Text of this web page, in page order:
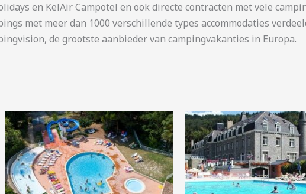
en KelAir Campotel en ook directe contracten met vele
met meer dan 1000 verschillende types accommodaties
de grootste aanbieder van campingvakanties in Europa.